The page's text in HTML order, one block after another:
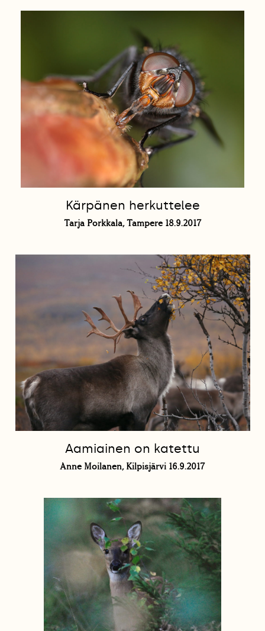
Kärpänen herkuttelee
Tarja Porkkala, Tampere 18.9.2017
Aamiainen on katettu
Anne Moilanen, Kilpisjärvi 16.9.2017